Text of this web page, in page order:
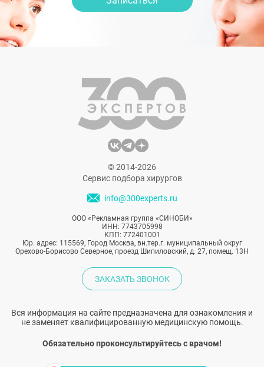
© 2014-2026
Сервис подбора хирургов
info@300experts.ru
ООО «Рекламная группа «СИНОБИ»
ИНН: 7743705998
КПП: 772401001
Юр. адрес: 115569, Город Москва, вн.тер.г. муниципальный округ
Орехово-Борисово Северное, проезд Шипиловский, д. 27, помещ. 13Н
ЗАКАЗАТЬ ЗВОНОК
Вся информация на сайте предназначена для ознакомления и
не заменяет квалифицированную медицинскую помощь.
Обязательно проконсультируйтесь с врачом!